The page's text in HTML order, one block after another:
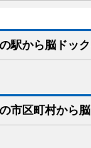
の駅から脳ドッ
の市区町村から